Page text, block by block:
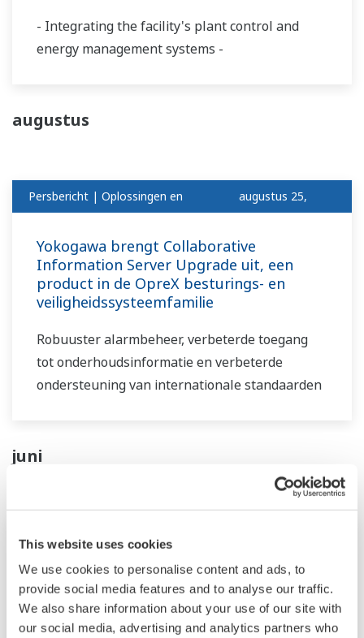
This website uses cookies
We use cookies to personalise content and ads, to
provide social media features and to analyse our traffic.
We also share information about your use of our site with
our social media, advertising and analytics partners who
- Integrating the facility's plant control and
energy management systems -
augustus
Persbericht | Oplossingen en augustus 25,
Yokogawa brengt Collaborative
Information Server Upgrade uit, een
product in de OpreX besturings- en
veiligheidssysteemfamilie
Robuuster alarmbeheer, verbeterde toegang
tot onderhoudsinformatie en verbeterde
ondersteuning van internationale standaarden
juni
Yokogawa to Release OpreX Informatics
Manager, Enabling Integrated
Management of Experimental Data and